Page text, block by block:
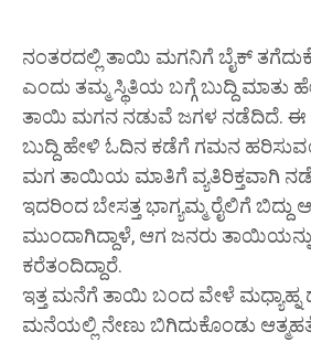
ನಂತರದಲ್ಲಿ ತಾಯಿ ಮಗನಿಗೆ ಬೈಕ್
ಎಂದು ತಮ್ಮ ಸ್ಥಿತಿಯ ಬಗ್ಗೆ ಬುದ್ದಿ ಮಾತು
ತಾಯಿ ಮಗನ ನಡುವೆ ಜಗಳ ನಡೆದಿದೆ.
ಬುದ್ದಿ ಹೇಳಿ ಓದಿನ ಕಡೆಗೆ ಗಮನ
ಮಗ ತಾಯಿಯ ಮಾತಿಗೆ ವ್ಯತಿರಿಕ್ತವಾಗಿ
ಇದರಿಂದ ಬೇಸತ್ತ ಭಾಗ್ಯಮ್ಮ ರೈಲಿಗೆ ಬಿದ್ದು
ಮುಂದಾಗಿದ್ದಾಳೆ, ಆಗ ಜನರು
ಕರೆತಂದಿದ್ದಾರೆ.
ಇತ್ತ ಮನೆಗೆ ತಾಯಿ ಬಂದ ವೇಳೆ ಮಧ್ಯಾಹ್ನ
ಮನೆಯಲ್ಲಿ ನೇಣು ಬಿಗಿದುಕೊಂಡು